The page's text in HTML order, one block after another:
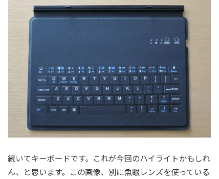
続いてキーボードです。これが今回のハイライトかもしれ
ん、と思います。この画像、別に魚眼レンズを使っている